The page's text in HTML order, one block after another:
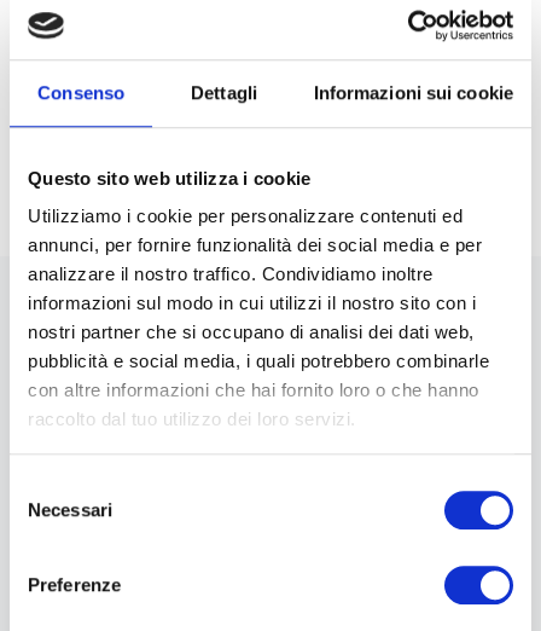
Consenso Dettagli Informazioni sui cookie
Questo sito web utilizza i cookie
Utilizziamo i cookie per personalizzare contenuti ed
annunci, per fornire funzionalità dei social media e per
analizzare il nostro traffico. Condividiamo inoltre
informazioni sul modo in cui utilizzi il nostro sito con i
nostri partner che si occupano di analisi dei dati web,
pubblicità e social media, i quali potrebbero combinarle
con altre informazioni che hai fornito loro o che hanno
raccolto dal tuo utilizzo dei loro servizi.
delNecessari
Preferenze
realizzazione della
LoRaWAN®e la fornitura deglismart meter
digitaliper la misura dei consumi delle utenze.
News